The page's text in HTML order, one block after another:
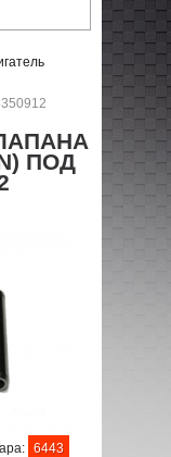
ПОД
6443